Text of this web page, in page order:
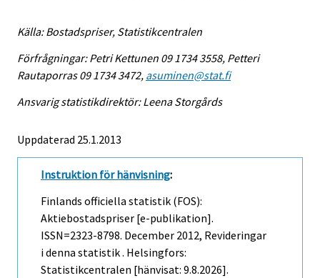
Källa: Bostadspriser, Statistikcentralen
Förfrågningar: Petri Kettunen 09 1734 3558, Petteri
Rautaporras 09 1734 3472, asuminen@stat.fi
Ansvarig statistikdirektör: Leena Storgårds
Uppdaterad 25.1.2013
Instruktion för hänvisning:
Finlands officiella statistik (FOS):
Aktiebostadspriser [e-publikation].
ISSN=2323-8798. December 2012, Revideringar
i denna statistik . Helsingfors:
Statistikcentralen [hänvisat: 9.8.2026].